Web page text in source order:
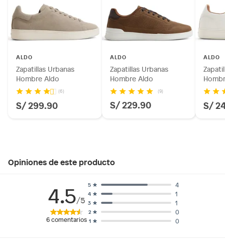
ALDO
Zapatillas Urbanas
Hombre Aldo
(6)
S/ 299.90
ALDO
Zapatillas Urbanas
Hombre Aldo
(9)
S/ 229.90
ALDO
S/
Opiniones de este producto
4.5/5
6 comentarios 1 0
2 0
3 1
4 1
5 4